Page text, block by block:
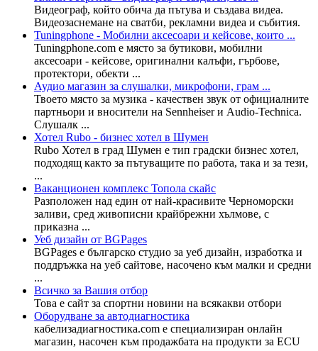
Видеограф, който обича да пътува и създава видеа.
Видеозаснемане на сватби, рекламни видеа и събития.
Tuningphone - Мобилни аксесоари и кейсове, които ...
Tuningphone.com е място за бутикови, мобилни
аксесоари - кейсове, оригинални калъфи, гърбове,
протектори, обекти ...
Аудио магазин за слушалки, микрофони, грам ...
Твоето място за музика - качествен звук от официалните
партньори и вносители на Sennheiser и Audio-Technica.
Слушалк ...
Хотел Rubo - бизнес хотел в Шумен
Rubo Хотел в град Шумен е тип градски бизнес хотел,
подходящ както за пътуващите по работа, така и за тези,
...
Ваканционен комплекс Топола скайс
Разположен над един от най-красивите Черноморски
заливи, сред живописни крайбрежни хълмове, с
приказна ...
Уеб дизайн от BGPages
BGPages е българско студио за уеб дизайн, изработка и
поддръжка на уеб сайтове, насочено към малки и средни
...
Всичко за Вашия отбор
Това е сайт за спортни новини на всякакви отбори
Оборудване за автодиагностика
кабелизадиагностика.com е специализиран онлайн
магазин, насочен към продажбата на продукти за ECU